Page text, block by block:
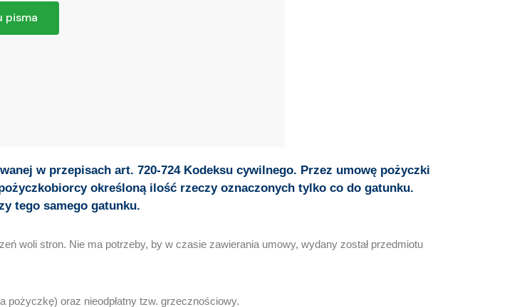
pisma
w przepisach art. 720-724 Kodeksu cywilnego. Przez umowę pożyczki
określoną ilość rzeczy oznaczonych tylko co do gatunku.
tego samego gatunku.
woli stron. Nie ma potrzeby, by w czasie zawierania umowy, wydany został przedmiotu
pożyczkę) oraz nieodpłatny tzw. grzecznościowy.